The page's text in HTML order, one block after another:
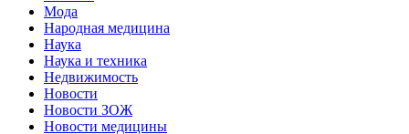
Мода
Народная медицина
Наука
Наука и техника
Недвижимость
Новости
Новости ЗОЖ
Новости медицины